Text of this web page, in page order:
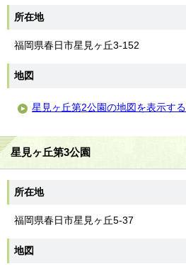
所在地
福岡県春日市星見ヶ丘3-152
地図
星見ヶ丘第2公園の地図を表示する
星見ヶ丘第3公園
所在地
福岡県春日市星見ヶ丘5-37
地図